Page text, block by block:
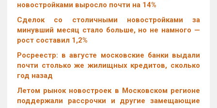
новостройками выросло почти на 14%
Cделок со столичными новостройками за
минувший месяц стало больше, но не намного —
рост составил 1,2%
Росреестр: в августе московские банки выдали
почти столько же жилищных кредитов, сколько
год назад
Летом рынок новостроек в Московском регионе
поддержали рассрочки и другие замещающие